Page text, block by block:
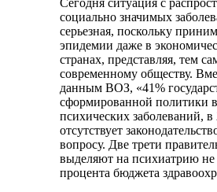
Сегодня ситуация с
социально значимых
серьезная, поскольку
эпидемии даже в
странах, представляя, тем
современному обществу.
данным ВОЗ, «41%
сформированной политики
психических заболеваний, в
отсутствует
вопросу. Две трети
выделяют на психиатрию не
процента бюджета